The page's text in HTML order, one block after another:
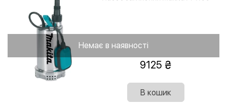
Немає в наявності
9125
В кошик